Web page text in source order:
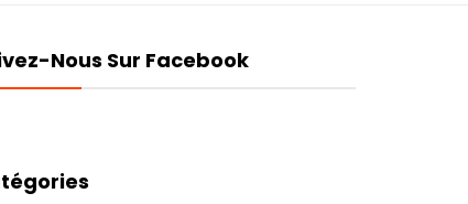
Nous Sur Facebook